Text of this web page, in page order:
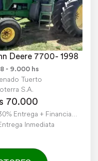
Deere 7700- 1998
- 9.000 hs
Tuerto
S.A.
70.000
30% Entrega + Financiación
Inmediata